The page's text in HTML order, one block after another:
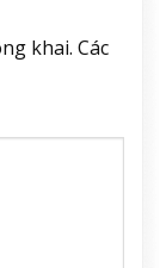
khai. Các